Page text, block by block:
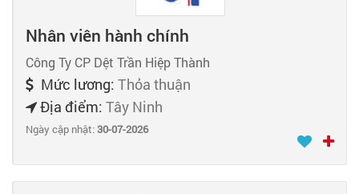
Nhân viên hành chính
Công Ty CP Dệt Trần Hiệp Thành
Mức lương: Thỏa thuận
Địa điểm: Tây Ninh
Ngày cập nhật:30-07-2026